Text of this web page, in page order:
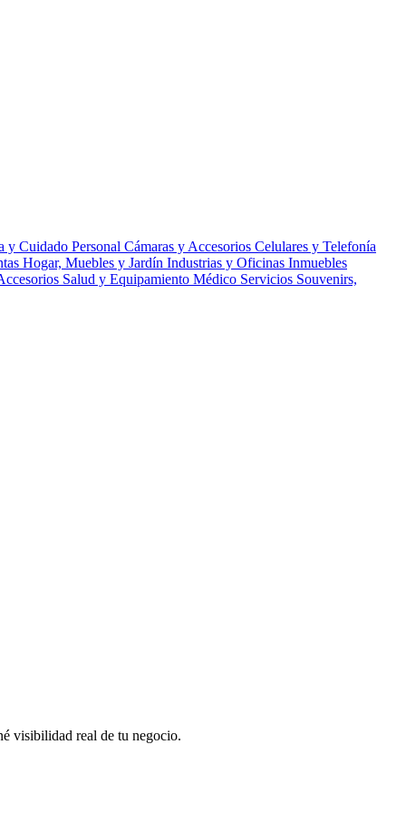
y Cuidado Personal Cámaras y Accesorios Celulares y Telefonía
Hogar, Muebles y Jardín Industrias y Oficinas Inmuebles
Salud y Equipamiento Médico Servicios Souvenirs,
visibilidad real de tu negocio.